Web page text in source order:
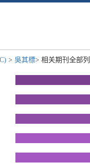
> 吳其標> 相关期刊全部